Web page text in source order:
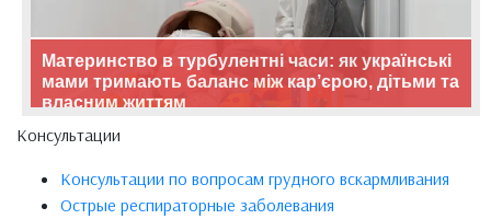
Материнство в турбулентні часи: як українські
мами тримають баланс між кар’єрою, дітьми та
власним життям
Консультации
Консультации по вопросам грудного вскармливания
Острые респираторные заболевания